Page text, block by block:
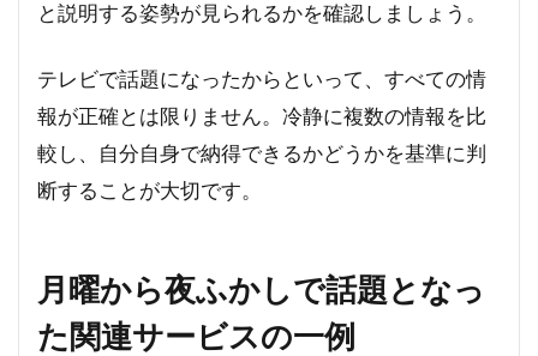
と説明する姿勢が見られるかを確認しましょう。
テレビで話題になったからといって、すべての情
報が正確とは限りません。冷静に複数の情報を比
較し、自分自身で納得できるかどうかを基準に判
断することが大切です。
月曜から夜ふかしで話題となっ
た関連サービスの一例